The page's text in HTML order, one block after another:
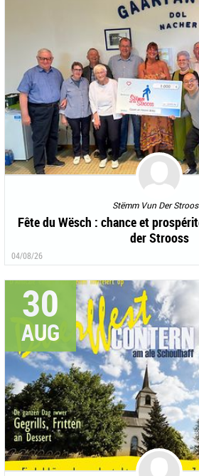
Stëmm Vun Der
Fête du Wësch : chance et
der Strooss
04/08/26
30
AUG